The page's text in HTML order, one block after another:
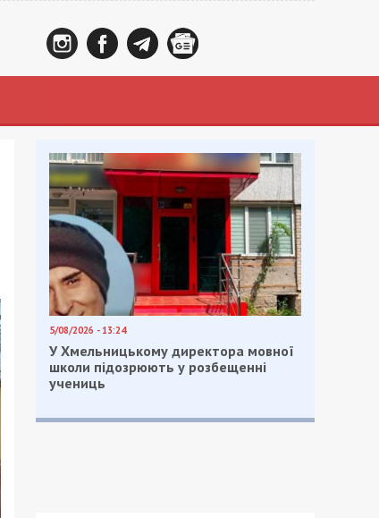
5/08/2026 - 13:24
У Хмельницькому директора мовної
школи підозрюють у розбещенні
учениць